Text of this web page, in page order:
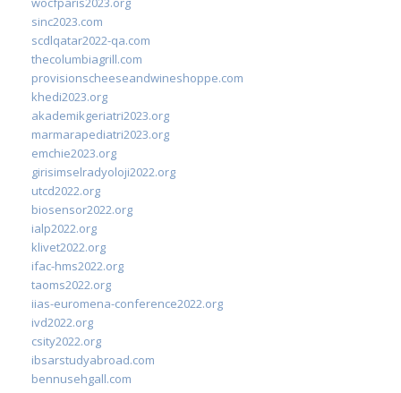
sinc2023.com
scdlqatar2022-qa.com
thecolumbiagrill.com
provisionscheeseandwineshoppe.com
khedi2023.org
akademikgeriatri2023.org
marmarapediatri2023.org
emchie2023.org
girisimselradyoloji2022.org
utcd2022.org
biosensor2022.org
ialp2022.org
klivet2022.org
ifac-hms2022.org
taoms2022.org
iias-euromena-conference2022.org
ivd2022.org
csity2022.org
ibsarstudyabroad.com
bennusehgall.com